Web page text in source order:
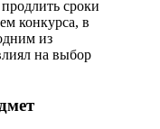
сроки
конкурса, в
из
на выбор